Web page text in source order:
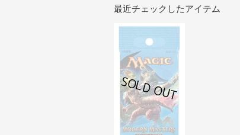
最近チェックしたアイテム